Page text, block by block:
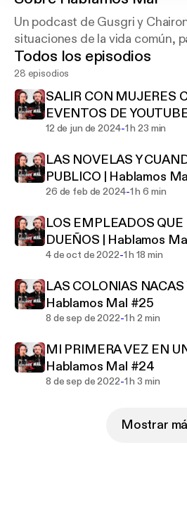
Un podcast de Gusgri y
situaciones de la vida común,
Todos los episodios
28 episodios
SALIR CON MUJERES
EVENTOS DE
#28
12 de jun de 2024-1 h 23 min
LAS NOVELAS Y
PUBLICO | Hablamos
26 de feb de 2024-1 h 6 min
LOS EMPLEADOS
DUEÑOS | Hablamos
4 de oct de 2022-1 h 18 min
LAS COLONIAS NACAS
Hablamos Mal #25
8 de sep de 2022-1 h 2 min
MI PRIMERA VEZ EN
Hablamos Mal #24
8 de sep de 2022-1 h 3 min
Mostrar